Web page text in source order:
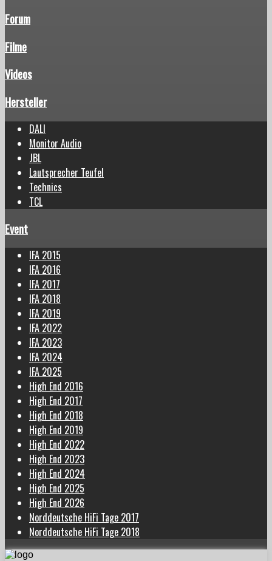
Forum
Filme
Videos
Hersteller
DALI
Monitor Audio
JBL
Lautsprecher Teufel
Technics
TCL
Event
IFA 2015
IFA 2016
IFA 2017
IFA 2018
IFA 2019
IFA 2022
IFA 2023
IFA 2024
IFA 2025
High End 2016
High End 2017
High End 2018
High End 2019
High End 2022
High End 2023
High End 2024
High End 2025
High End 2026
Norddeutsche HiFi Tage 2017
Norddeutsche HiFi Tage 2018